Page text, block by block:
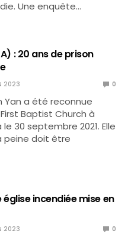
Une enquête…
: 20 ans de prison
2023 0
Yan a été reconnue
Baptist Church à
30 septembre 2021. Elle
peine doit être
église incendiée mise en
2023 0